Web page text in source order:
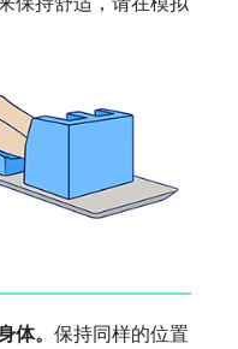
体。 保持同样的位置